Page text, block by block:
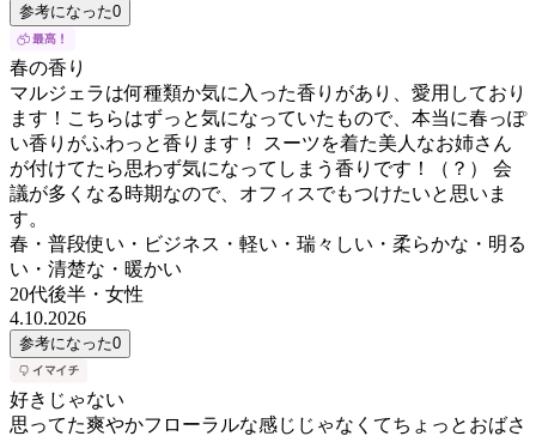
参考になった0
春の香り
マルジェラは何種類か気に入った香りがあり、愛用しており
ます！こちらはずっと気になっていたもので、本当に春っぽ
い香りがふわっと香ります！ スーツを着た美人なお姉さん
が付けてたら思わず気になってしまう香りです！（？） 会
議が多くなる時期なので、オフィスでもつけたいと思いま
す。
春・普段使い・ビジネス・軽い・瑞々しい・柔らかな・明る
い・清楚な・暖かい
20代後半 ・ 女性
4.10.2026
参考になった0
好きじゃない
思ってた爽やかフローラルな感じじゃなくてちょっとおばさ